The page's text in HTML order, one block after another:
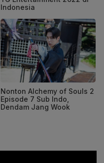
Indonesia
Nonton Alchemy of Souls 2
Episode 7 Sub Indo,
Dendam Jang Wook